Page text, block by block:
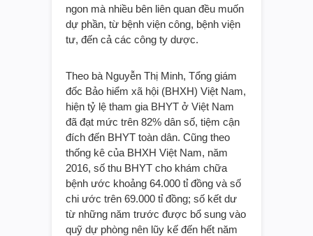
ngon mà nhiều bên liên quan đều muốn
dự phần, từ bệnh viện công, bệnh viện
tư, đến cả các công ty dược.
Theo bà Nguyễn Thị Minh, Tổng giám
đốc Bảo hiểm xã hội (BHXH) Việt Nam,
hiện tỷ lệ tham gia BHYT ở Việt Nam
đã đạt mức trên 82% dân số, tiệm cận
đích đến BHYT toàn dân. Cũng theo
thống kê của BHXH Việt Nam, năm
2016, số thu BHYT cho khám chữa
bệnh ước khoảng 64.000 tỉ đồng và số
chi ước trên 69.000 tỉ đồng; số kết dư
từ những năm trước được bổ sung vào
quỹ dự phòng nên lũy kế đến hết năm